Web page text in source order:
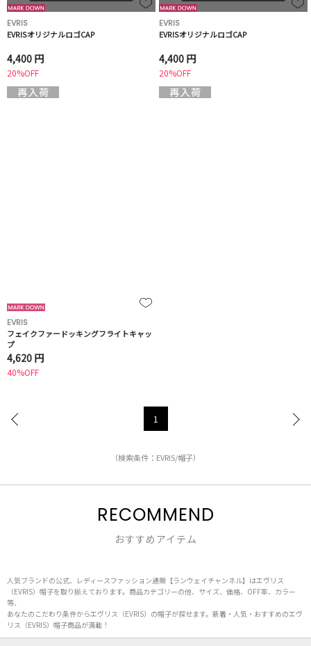
EVRIS
EVRISオリジナルロゴCAP
4,400 円
20%OFF
EVRIS
EVRISオリジナルロゴCAP
4,400 円
20%OFF
EVRIS
フェイクファードッキングフライトキャッ
プ
4,620 円
40%OFF
1
（検索条件：EVRIS/帽子）
RECOMMEND
おすすめアイテム
人気ブランドの公式、レディースファッション通販【ランウェイチャンネル】はエヴリス
（EVRIS）帽子を取り揃えております。商品カテゴリーの他、サイズ、価格、OFF率、カラー
等、
あなたのこだわり条件からエヴリス（EVRIS）の帽子が探せます。新着・人気・おすすめのエヴ
リス（EVRIS）帽子商品が満載！